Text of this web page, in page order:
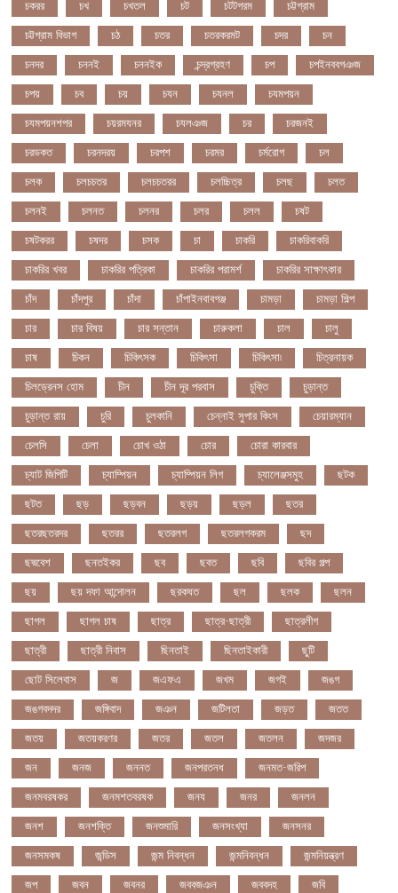
চকরর চখ চখতল চট চটটগরম চট্টগ্রাম
চট্টগ্রাম বিভাগ চঠ চতর চতরকরমট চদর চন
চনদর চননই চননইক চন্দ্রগ্রহণ চপ চপইনববগঞজ
চপয় চব চয় চযন চযনল চযমপয়ন
চযমপয়নশপর চয়রমযনর চযলঞজ চর চরজনই
চরডকত চরনদরয় চরপশ চরমর চর্মরোগ চল
চলক চলচচতর চলচচতরর চলচ্চিত্র চলছ চলত
চলনই চলনত চলনর চলর চলল চষট
চষটকরর চষদর চসক চা চাকরি চাকরিবাকরি
চাকরির খবর চাকরির পত্রিকা চাকরির পরামর্শ চাকরির সাক্ষাৎকার
চাঁদ চাঁদপুর চাঁদা চাঁপাইনবাবগঞ্জ চামড়া চামড়া শিল্প
চার চার বিষয় চার সন্তান চারুকলা চাল চালু
চাষ চিকন চিকিৎসক চিকিৎসা চিকিৎসা৷ চিত্রনায়ক
চিলড্রেনস হোম চীন চীন দূর পরবাস চুক্তি চুড়ান্ত
চুড়ান্ত রায় চুরি চুলকানি চেন্নাই সুপার কিংস চেয়ারম্যান
চেলসি চেলা চোখ ওঠা চোর চোরা কারবার
চ্যাট জিপিটি চ্যাম্পিয়ন চ্যাম্পিয়ন লিগ চ্যালেঞ্জসমুহ ছটক
ছটত ছড় ছড়বন ছড়য় ছড়ল ছতর
ছতরছতরদর ছতরর ছতরলগ ছতরলগকরম ছদ
ছদ্মবেশ ছনতইকর ছব ছবত ছবি ছবির গল্প
ছয় ছয় দফা আন্দোলন ছরকঘত ছল ছলক ছলন
ছাগল ছাগল চাষ ছাত্র ছাত্র-ছাত্রী ছাত্রলীগ
ছাত্রী ছাত্রী নিবাস ছিনতাই ছিনতাইকারী ছুটি
ছোট সিলেবাস জ জএফএ জখম জগই জঙগ
জঙগবদদর জঙ্গিবাদ জঞন জটিলতা জড়ত জতত
জতয় জতয়করণর জতর জতল জতলন জদজর
জন জনজ জননত জনপরতনধ জনমত-জরিপ
জনমবরষকর জনমশতবরষক জনয জনর জনলন
জনশ জনশক্তি জনশুমারি জনসংখ্যা জনসনর
জনসমকষ জন্ডিস জন্ম নিবন্ধন জন্মনিবন্ধন জন্মনিয়ন্ত্রণ
জপ জবন জবনর জববজঞন জববদহ জবি